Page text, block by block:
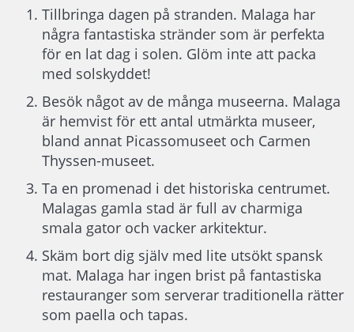
Tillbringa dagen på stranden. Malaga har
några fantastiska stränder som är perfekta
för en lat dag i solen. Glöm inte att packa
med solskyddet!
Besök något av de många museerna. Malaga
är hemvist för ett antal utmärkta museer,
bland annat Picassomuseet och Carmen
Thyssen-museet.
Ta en promenad i det historiska centrumet.
Malagas gamla stad är full av charmiga
smala gator och vacker arkitektur.
Skäm bort dig själv med lite utsökt spansk
mat. Malaga har ingen brist på fantastiska
restauranger som serverar traditionella rätter
som paella och tapas.